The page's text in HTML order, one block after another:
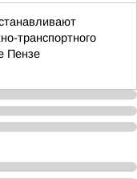
транспортного
Пензе